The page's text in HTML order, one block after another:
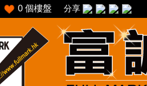
0 個樓盤 分享